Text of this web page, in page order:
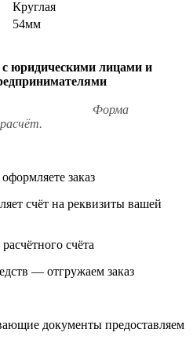
Круглая
54мм
юридическими лицами и
предпринимателями
Форма
заказ
счёт на реквизиты вашей
счёта
— отгружаем заказ
документы предоставляем